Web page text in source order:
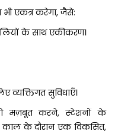
एकत्र करेगा, जैसे:
के साथ एकीकरण।
व्यक्तिगत सुविधाएँ।
मज़बूत करने, स्टेशनों के
के दौरान एक विकसित,